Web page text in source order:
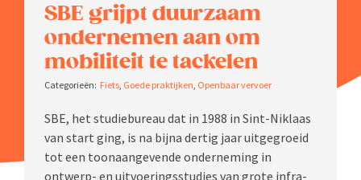
SBE grijpt duurzaam
onder­nemen aan om
mobiliteit te tackelen
Fiets, Goede praktijken, Openbaar vervoer
SBE, het studie­bureau dat in 1988 in Sint-Niklaas
van start ging, is na bijna dertig jaar uitge­groeid
tot een toonaan­ge­vende onder­neming in
ontwerp- en uitvoe­rings­studies van grote infra­